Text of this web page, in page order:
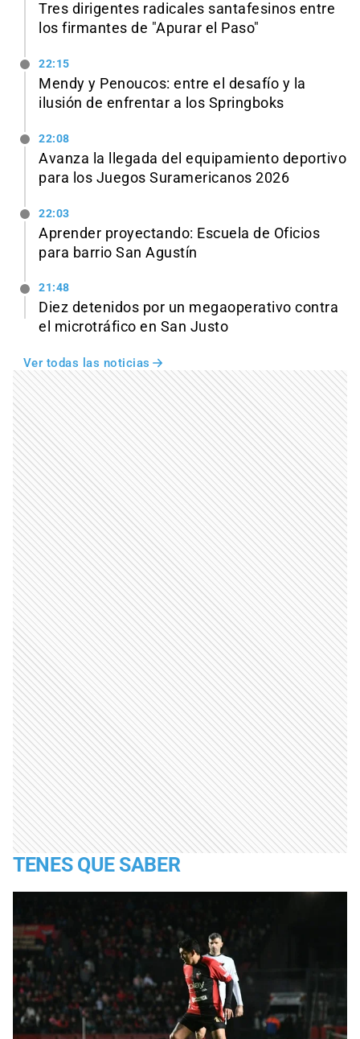
Tres dirigentes radicales santafesinos entre
los firmantes de "Apurar el Paso"
22:15
Mendy y Penoucos: entre el desafío y la
ilusión de enfrentar a los Springboks
22:08
Avanza la llegada del equipamiento deportivo
para los Juegos Suramericanos 2026
22:03
Aprender proyectando: Escuela de Oficios
para barrio San Agustín
21:48
Diez detenidos por un megaoperativo contra
el microtráfico en San Justo
Ver todas las noticias
TENES QUE SABER